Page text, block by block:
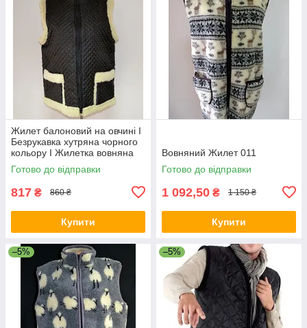
Жилет балоновий на овчині I
Безрукавка хутряна чорного
кольору I Жилетка вовняна
Готово до відправки
817 ₴ 860 ₴
Купити
Вовняний Жилет 011
Готово до відправки
1 092,50 ₴ 1 150 ₴
Купити
–5% –5%